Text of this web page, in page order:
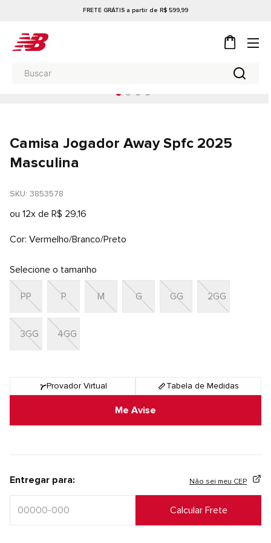
FRETE GRÁTIS a partir de R$ 599,99
Camisa Jogador Away Spfc 2025
Masculina
SKU: 3853578
ou 12x de R$ 29,16
Cor Vermelho/Branco/Preto
Selecione o tamanho
2GG
3GG 4GG
G GG
M
P
PP
Provador Virtual Tabela de Medidas
Me Avise
Entregar para: Não sei meu CEP